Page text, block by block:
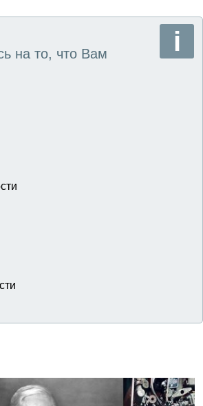
на то, что Вам